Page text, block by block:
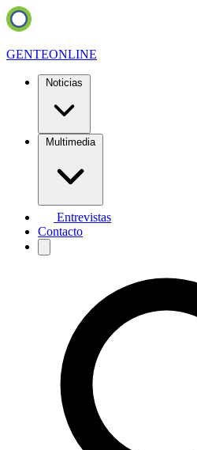
GENTEONLINE
Noticias
Multimedia
Entrevistas
Contacto